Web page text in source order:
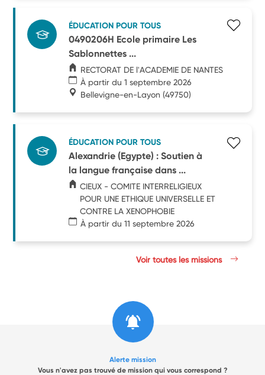
ÉDUCATION POUR TOUS
0490206H Ecole primaire Les
Sablonnettes ...
RECTORAT DE l'ACADEMIE DE NANTES
À partir du 1 septembre 2026
Bellevigne-en-Layon (49750)
ÉDUCATION POUR TOUS
Alexandrie (Egypte) : Soutien à
la langue française dans ...
CIEUX - COMITE INTERRELIGIEUX
POUR UNE ETHIQUE UNIVERSELLE ET
CONTRE LA XENOPHOBIE
À partir du 11 septembre 2026
Voir toutes les missions
Alerte mission
Vous n'avez pas trouvé de mission qui vous correspond ?